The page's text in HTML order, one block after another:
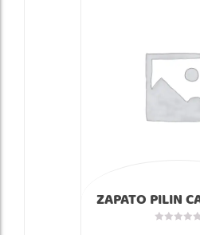
ZAPATO PILIN
VERDE